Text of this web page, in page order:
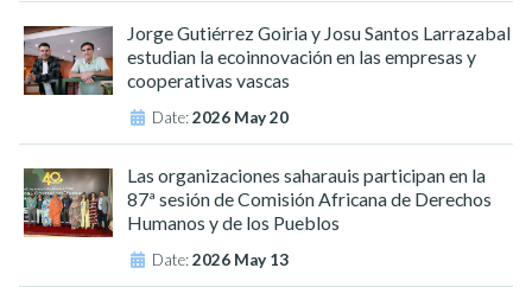
Jorge Gutiérrez Goiria y Josu Santos Larrazabal
estudian la ecoinnovación en las empresas y
cooperativas vascas
Date:2026 May 20
Las organizaciones saharauis participan en la
87ª sesión de Comisión Africana de Derechos
Humanos y de los Pueblos
Date:2026 May 13